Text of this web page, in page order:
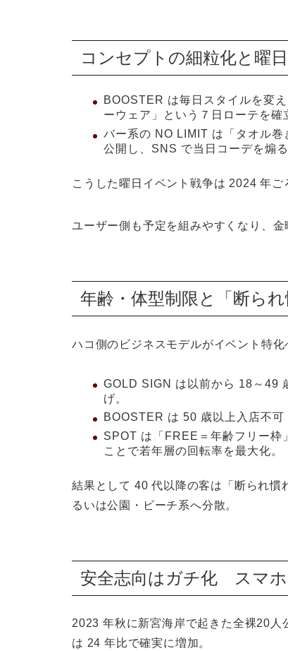
コンセプトの細粒化と曜
BOOSTER は毎日スタイルを変
ーウェア」という７日ローテを確
バー系の NO LIMIT は「タオル巻
公開し、SNS で当日コーデを煽る
こうした曜日イベント戦争は 2024 年ご
ユーザー側も予定を組みやすくなり、
年齢・体型制限と「断られ
ハコ側のビジネスモデルがイベント特化
GOLD SIGN は以前から 18～49
げ。
BOOSTER は 50 歳以上入店不可
SPOT は「FREE＝年齢フリー枠
ことで若年層の回転率を最大化。
結果として 40 代以降の客は「断られ慣
るいは公園・ビーチ系へ分散。
安全志向はガチ化 スマホ
2023 年秋に新宮海岸で起きた全裸20人
は 24 年比で確実に増加。